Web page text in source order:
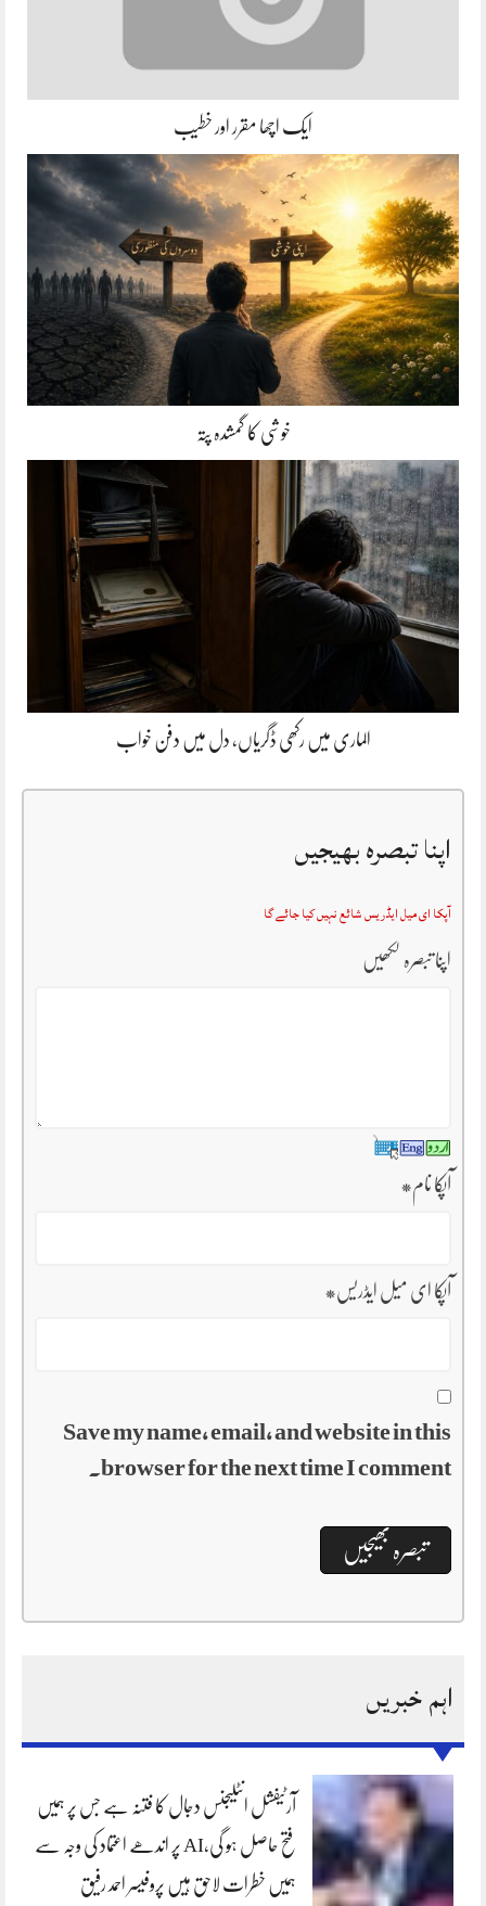
ایک اچھا مقرر اور خطیب
خوشی کا گمشدہ پتہ
الماری میں رکھی ڈگریاں، دل میں دفن خواب
اپنا تبصرہ بھیجیں
آپکا ای میل ایڈریس شائع نہیں کیا جائے گا
اپنا تبصرہ لکھیں
آپکا نام*
آپکا ای میل ایڈریس*
Save my name, email, and website in this
browser for the next time I comment.
اہم خبریں
آرٹیفشل انٹلیجنس دجال کا فتنہ ہے جس پر ہمیں
فتح حاصل ہو گی،AI پر اندھے اعتماد کی وجہ سے
ہمیں خطرات لاحق ہیں پروفیسر احمد رفیق